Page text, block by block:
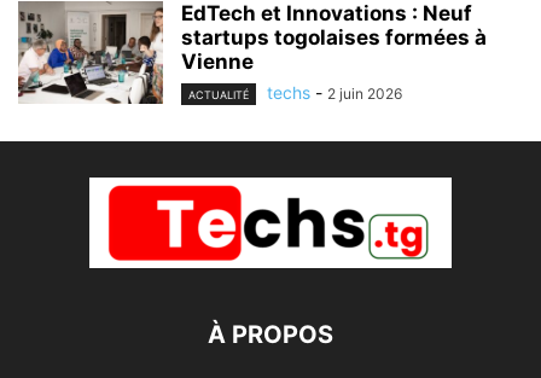
EdTech et Innovations : Neuf
startups togolaises formées à
Vienne
ACTUALITÉ techs - 2 juin 2026
À PROPOS